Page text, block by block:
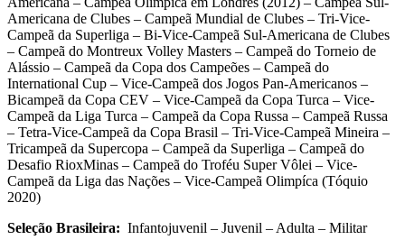
Americana de Clubes – Campeã Mundial de Clubes – Tri-Vice-
Campeã da Superliga – Bi-Vice-Campeã Sul-Americana de Clubes
– Campeã do Montreux Volley Masters – Campeã do Torneio de
Alássio – Campeã da Copa dos Campeões – Campeã do
International Cup – Vice-Campeã dos Jogos Pan-Americanos –
Bicampeã da Copa CEV – Vice-Campeã da Copa Turca – Vice-
Campeã da Liga Turca – Campeã da Copa Russa – Campeã Russa
– Tetra-Vice-Campeã da Copa Brasil – Tri-Vice-Campeã Mineira –
Tricampeã da Supercopa – Campeã da Superliga – Campeã do
Desafio RioxMinas – Campeã do Troféu Super Vôlei – Vice-
Campeã da Liga das Nações – Vice-Campeã Olimpíca (Tóquio
2020)
Seleção Brasileira: Infantojuvenil – Juvenil – Adulta – Militar